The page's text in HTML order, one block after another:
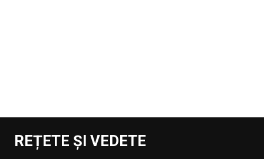
REȚETE ȘI VEDETE